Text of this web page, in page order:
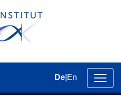
De En